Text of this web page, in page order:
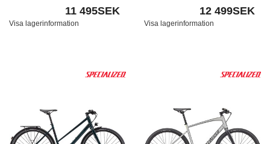
11 495SEK
Visa lagerinformation
12 499SEK
Visa lagerinformation